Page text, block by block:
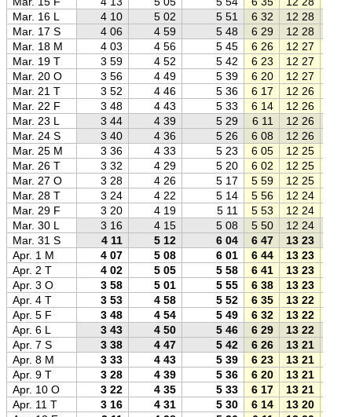
Mar. 16 L
4 10 5 02 5 51 6 32 12 28
Mar. 17 S
4 06 4 59 5 48 6 29 12 28
Mar. 18 M
4 03 4 56 5 45 6 26 12 27
Mar. 19 T
3 59 4 52 5 42 6 23 12 27
Mar. 20 O
3 56 4 49 5 39 6 20 12 27
Mar. 21 T
3 52 4 46 5 36 6 17 12 26
Mar. 22 F
3 48 4 43 5 33 6 14 12 26
Mar. 23 L
3 44 4 39 5 29 6 11 12 26
Mar. 24 S
3 40 4 36 5 26 6 08 12 26
Mar. 25 M
3 36 4 33 5 23 6 05 12 25
Mar. 26 T
3 32 4 29 5 20 6 02 12 25
Mar. 27 O
3 28 4 26 5 17 5 59 12 25
Mar. 28 T
3 24 4 22 5 14 5 56 12 24
Mar. 29 F
3 20 4 19 5 11 5 53 12 24
Mar. 30 L
3 16 4 15 5 08 5 50 12 24
Mar. 31 S
4 11 5 12 6 04 6 47 13 23
Apr. 1 M
4 07 5 08 6 01 6 44 13 23
Apr. 2 T
4 02 5 05 5 58 6 41 13 23
Apr. 3 O
3 58 5 01 5 55 6 38 13 23
Apr. 4 T
3 53 4 58 5 52 6 35 13 22
Apr. 5 F
3 48 4 54 5 49 6 32 13 22
Apr. 6 L
3 43 4 50 5 46 6 29 13 22
Apr. 7 S
3 38 4 47 5 42 6 26 13 21
Apr. 8 M
3 33 4 43 5 39 6 23 13 21
Apr. 9 T
3 28 4 39 5 36 6 20 13 21
Apr. 10 O
3 22 4 35 5 33 6 17 13 21
Apr. 11 T
3 16 4 31 5 30 6 14 13 20